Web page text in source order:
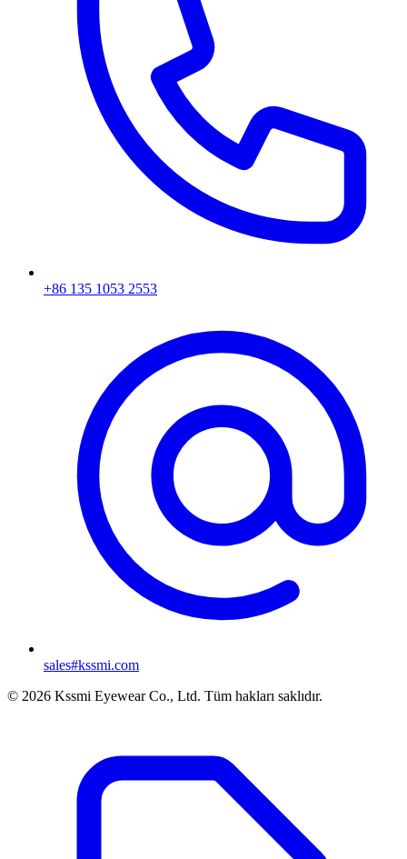
+86 135 1053 2553
sales#kssmi.com
© 2026 Kssmi Eyewear Co., Ltd. Tüm hakları saklıdır.